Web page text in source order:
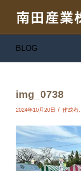
BLOG
img_0738
2024年10月20日 / 作成者: